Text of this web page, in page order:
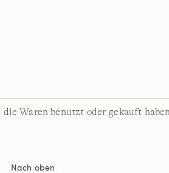
Waren benutzt oder gekauft
Nach oben